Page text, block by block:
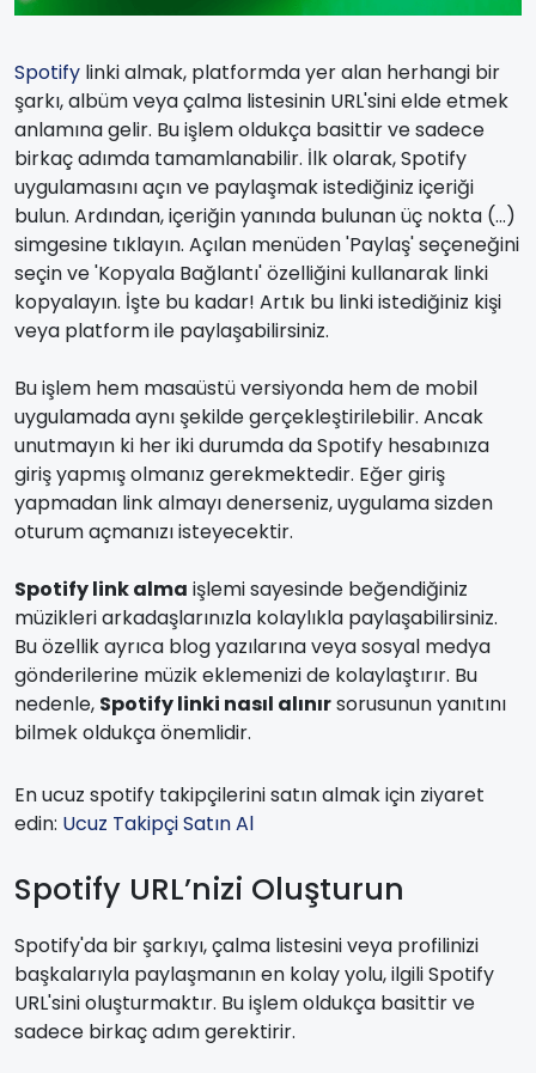
Spotify linki almak, platformda yer alan herhangi bir
şarkı, albüm veya çalma listesinin URL'sini elde etmek
anlamına gelir. Bu işlem oldukça basittir ve sadece
birkaç adımda tamamlanabilir. İlk olarak, Spotify
uygulamasını açın ve paylaşmak istediğiniz içeriği
bulun. Ardından, içeriğin yanında bulunan üç nokta (...)
simgesine tıklayın. Açılan menüden 'Paylaş' seçeneğini
seçin ve 'Kopyala Bağlantı' özelliğini kullanarak linki
kopyalayın. İşte bu kadar! Artık bu linki istediğiniz kişi
veya platform ile paylaşabilirsiniz.
Bu işlem hem masaüstü versiyonda hem de mobil
uygulamada aynı şekilde gerçekleştirilebilir. Ancak
unutmayın ki her iki durumda da Spotify hesabınıza
giriş yapmış olmanız gerekmektedir. Eğer giriş
yapmadan link almayı denerseniz, uygulama sizden
oturum açmanızı isteyecektir.
Spotify link alma işlemi sayesinde beğendiğiniz
müzikleri arkadaşlarınızla kolaylıkla paylaşabilirsiniz.
Bu özellik ayrıca blog yazılarına veya sosyal medya
gönderilerine müzik eklemenizi de kolaylaştırır. Bu
nedenle, Spotify linki nasıl alınırsorusunun yanıtını
bilmek oldukça önemlidir.
En ucuz spotify takipçilerini satın almak için ziyaret
edin: Ucuz Takipçi Satın Al
Spotify URL’nizi Oluşturun
Spotify'da bir şarkıyı, çalma listesini veya profilinizi
başkalarıyla paylaşmanın en kolay yolu, ilgili Spotify
URL'sini oluşturmaktır. Bu işlem oldukça basittir ve
sadece birkaç adım gerektirir.